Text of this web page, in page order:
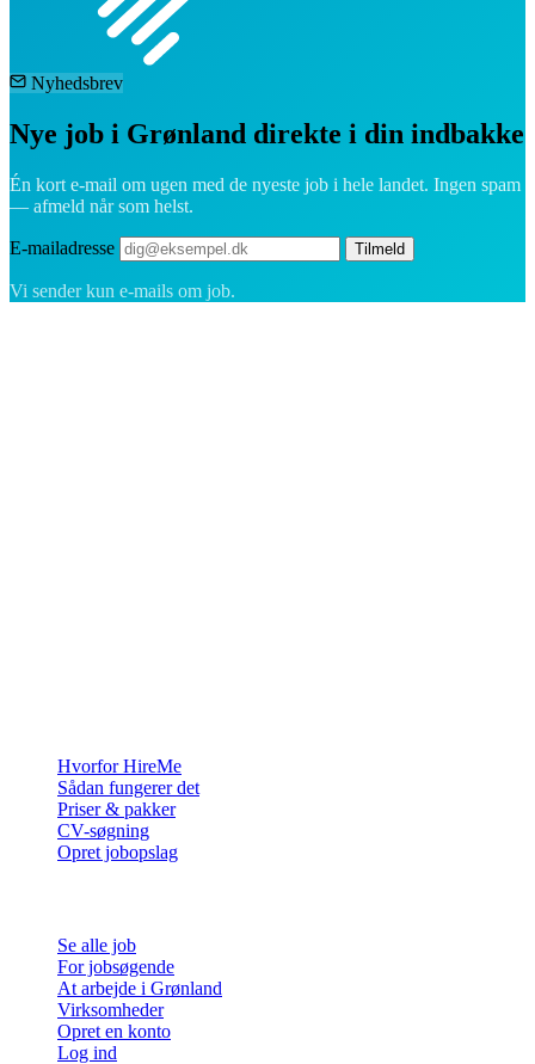
Nyhedsbrev
Nye job i Grønland direkte i din indbakke
Én kort e-mail om ugen med de nyeste job i hele landet. Ingen spam
— afmeld når som helst.
E-mailadresse Tilmeld
Vi sender kun e-mails om job.
Hvorfor HireMe
Sådan fungerer det
Priser & pakker
CV-søgning
Opret jobopslag
Se alle job
For jobsøgende
At arbejde i Grønland
Virksomheder
Opret en konto
Log ind